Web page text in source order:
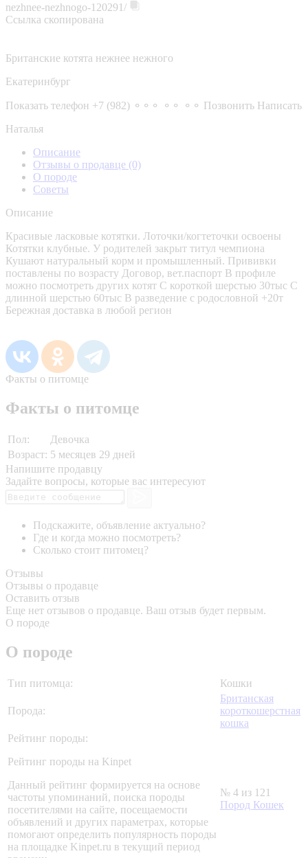
nezhnee-nezhnogo-120291/
Ссылка скопирована
Британские котята нежнее нежного
Екатеринбург
Показать телефон +7 (982) ⚬⚬⚬ ⚬⚬ ⚬⚬ Позвонить Написать
Наталья
Описание
Отзывы о продавце (0)
О породе
Советы
Описание
Красивые ласковые котятки. Лоточки/когтеточки освоены
Котятки клубные. У родителей закрыт титул чемпиона
Кушают натуральный корм и промышленный. Прививки
поставлены по возрасту Договор, вет.паспорт В профиле
можно посмотреть других котят С короткой шерстью 30тыс С
длинной шерстью 60тыс В разведение с родословной +20т
Бережная доставка в любой регион
Факты о питомце
Факты о питомце
Пол:
Девочка
Возраст: 5 месяцев 29 дней
Напишите продавцу
Задайте вопросы, которые вас интересуют
Подскажите, объявление актуально?
Где и когда можно посмотреть?
Сколько стоит питомец?
Отзывы
Отзывы о продавце
Оставить отзыв
Еще нет отзывов о продавце. Ваш отзыв будет первым.
О породе
О породе
Тип питомца: Кошки
Порода:
Британская
короткошерстная
кошка
Рейтинг породы:
Рейтинг породы на Kinpet
Данный рейтинг формируется на основе
частоты упоминаний, поиска породы
посетителями на сайте, посещаемости
объявлений и других параметрах, которые
помогают определить популярность породы
на площадке Kinpet.ru в текущий период
№ 4 из 121
Пород Кошек